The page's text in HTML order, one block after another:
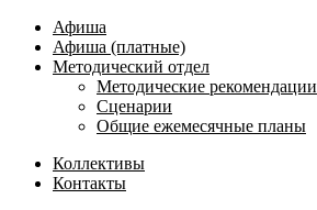
Афиша
Афиша (платные)
Методический отдел
Методические рекомендации
Сценарии
Общие ежемесячные планы
Коллективы
Контакты